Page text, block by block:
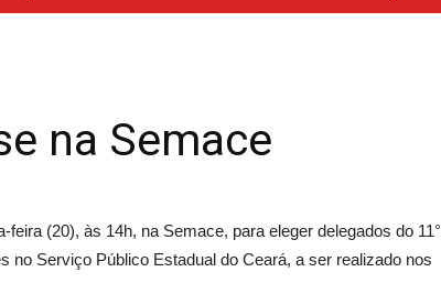
na Semace
(20), às 14h, na Semace, para eleger delegados do 11°
no Serviço Público Estadual do Ceará, a ser realizado nos